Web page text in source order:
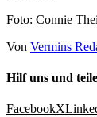
Foto: Connie
Von Vermins
Hilf uns und
FacebookX